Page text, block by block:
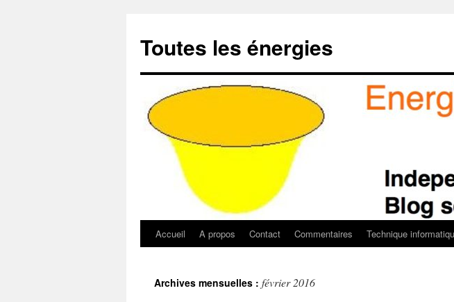
contenu
Toutes les énergies
Accueil A propos Contact Commentaires Technique
Archives mensuelles : février 2016